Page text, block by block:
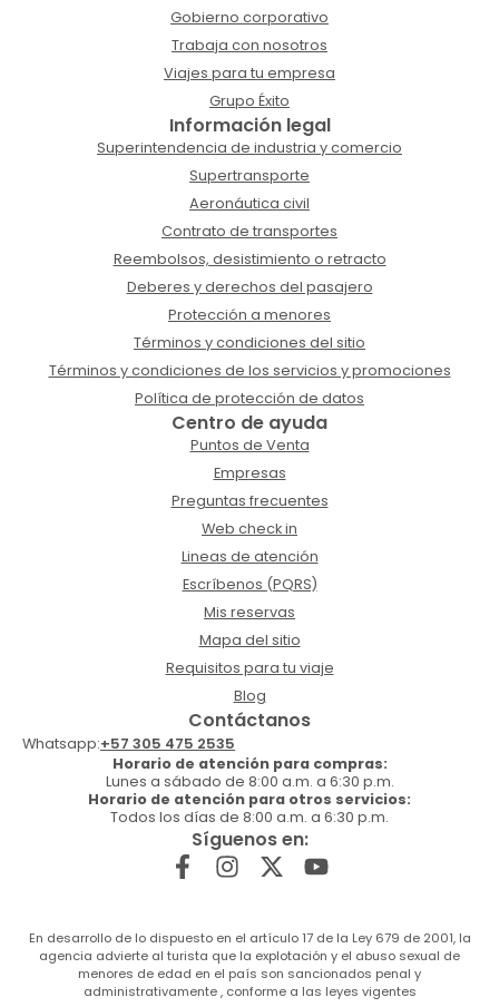
Gobierno corporativo
Trabaja con nosotros
Viajes para tu empresa
Grupo Éxito
Información legal
Superintendencia de industria y comercio
Supertransporte
Aeronáutica civil
Contrato de transportes
Reembolsos, desistimiento o retracto
Deberes y derechos del pasajero
Protección a menores
Términos y condiciones del sitio
Términos y condiciones de los servicios y promociones
Política de protección de datos
Centro de ayuda
Puntos de Venta
Empresas
Preguntas frecuentes
Web check in
Lineas de atención
Escríbenos (PQRS)
Mis reservas
Mapa del sitio
Requisitos para tu viaje
Blog
Contáctanos
Whatsapp:+57 305 475 2535
Horario de atención para compras:
Lunes a sábado de 8:00 a.m. a 6:30 p.m.
Horario de atención para otros servicios:
Todos los días de 8:00 a.m. a 6:30 p.m.
Síguenos en:
En desarrollo de lo dispuesto en el artículo 17 de la Ley 679 de 2001, la
agencia advierte al turista que la explotación y el abuso sexual de
menores de edad en el país son sancionados penal y
administrativamente , conforme a las leyes vigentes